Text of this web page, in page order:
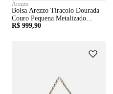
Arezzo
Bolsa Arezzo Tiracolo Dourada
Couro Pequena Metalizado
Corrente
R$ 999,90